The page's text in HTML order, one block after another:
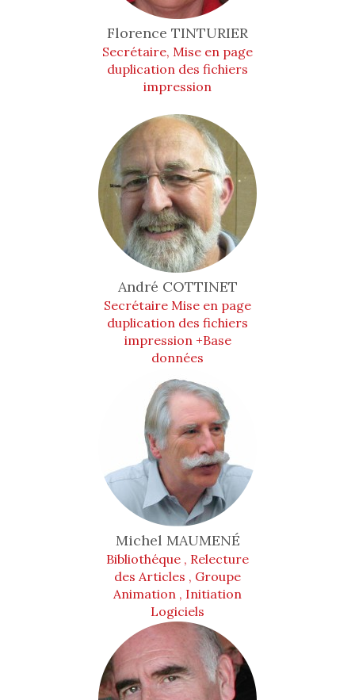
Florence TINTURIER
Secrétaire, Mise en page
duplication des fichiers
impression
André COTTINET
Secrétaire Mise en page
duplication des fichiers
impression +Base
données
Michel MAUMENÉ
Bibliothéque , Relecture
des Articles , Groupe
Animation , Initiation
Logiciels